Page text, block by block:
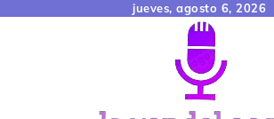
jueves, agosto 6, 2026